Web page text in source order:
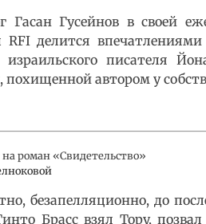
Гасан Гусейнов в своей
делится
писателя
похищенной автором у
роман «Свидетельство»
безапелляционно, до
Брасс взял Тору,